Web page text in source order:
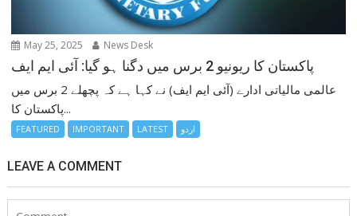
May 25, 2025 News Desk
پاکستان کا ریونیو 2 برس میں دگنا ہو گیا: آئی ایم ایف
عالمی مالیاتی ادارے (آئی ایم ایف) نے کہا ہے کہ پچھلے 2 برس میں
پاکستان کا...
FEATURED IMPORTANT LATEST اردو
LEAVE A COMMENT